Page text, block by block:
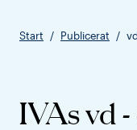
Start Publicerat
IVAs vd